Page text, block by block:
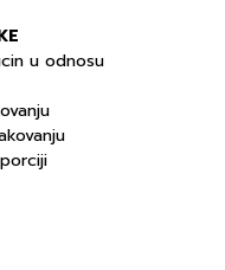
u odnosu